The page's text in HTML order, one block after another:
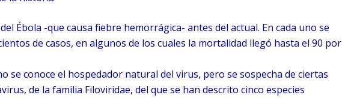
Ébola -que causa fiebre hemorrágica- antes del actual. En cada uno se
de casos, en algunos de los cuales la mortalidad llegó hasta el 90 por
se conoce el hospedador natural del virus, pero se sospecha de ciertas
de la familia Filoviridae, del que se han descrito cinco especies